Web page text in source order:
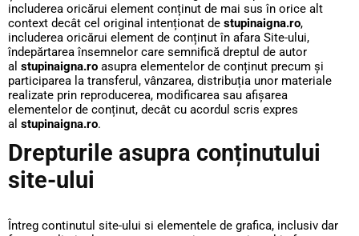
includerea oricărui element conținut de mai sus în orice alt
context decât cel original intenționat de stupinaigna.ro,
includerea oricărui element de conținut în afara Site-ului,
îndepărtarea însemnelor care semnifică dreptul de autor
al stupinaigna.ro asupra elementelor de conținut precum și
participarea la transferul, vânzarea, distribuția unor materiale
realizate prin reproducerea, modificarea sau afișarea
elementelor de conținut, decât cu acordul scris expres
al stupinaigna.ro.
Drepturile asupra conținutului
site-ului
Întreg continutul site-ului si elementele de grafica, inclusiv dar